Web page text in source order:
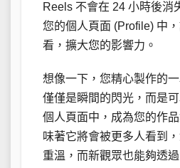
Reels 不會在 24 小時後消
您的個人頁面 (Profile) 中
看，擴大您的影響力。
想像一下，您精心製作的
僅僅是瞬間的閃光，而是
個人頁面中，成為您的作
味著它將會被更多人看到
重溫，而新觀眾也能夠透